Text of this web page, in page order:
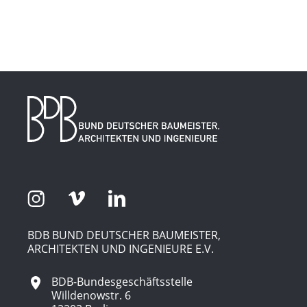
BDB BUND DEUTSCHER BAUMEISTER,
ARCHITEKTEN UND INGENIEURE E.V.
BDB-Bundesgeschäftsstelle
Willdenowstr. 6